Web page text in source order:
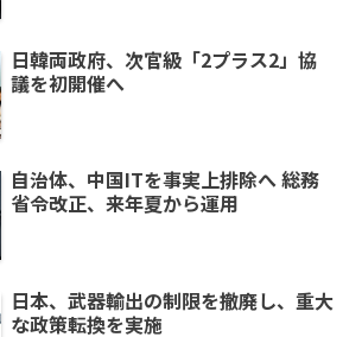
日韓両政府、次官級「2プラス2」協
議を初開催へ
自治体、中国ITを事実上排除へ 総務
省令改正、来年夏から運用
日本、武器輸出の制限を撤廃し、重大
な政策転換を実施